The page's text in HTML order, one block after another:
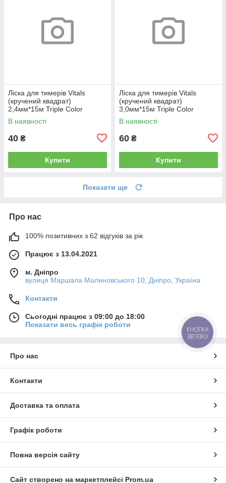
Ліска для тимерів Vitals
(кручений квадрат)
2,4мм*15м Triple Color
В наявності
40 ₴
Купити
Ліска для тимерів Vitals
(кручений квадрат)
3,0мм*15м Triple Color
В наявності
60 ₴
Купити
Показати ще
Про нас
100% позитивних з 62 відгуків за рік
Працює з 13.04.2021
м. Дніпро
вулиця Маршала Малиновського 10, Дніпро, Україна
Контакти
Сьогодні працює з 09:00 до 18:00
Показати весь графік роботи
Про нас
Контакти
Доставка та оплата
Графік роботи
Повна версія сайту
Сайт створено на маркетплейсі Prom.ua
КНОПКА
ЗВ'ЯЗКУ